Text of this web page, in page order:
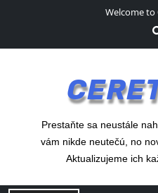
Welcome to
Prestaňte sa neustále
vám nikde neutečú, no
Aktualizujeme ich